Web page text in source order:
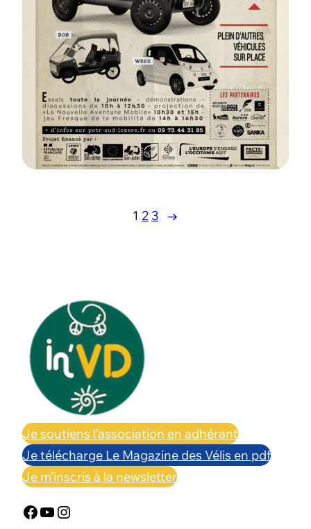
1 2 3 →
Je soutiens l’association en adhérant
Je télécharge Le Magazine des Vélis en pdf
Je m’inscris à la newsletter
Facebook
YouTube
Instagram